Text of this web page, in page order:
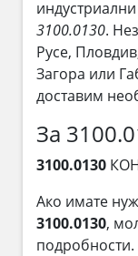
3100.0130.
Русе,
Загора или
доставим
За
3100.0130
Ако имате
3100.0130,
подробности.